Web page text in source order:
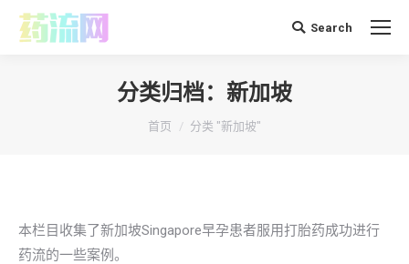
搜 Search
分类归档： 新加坡
你在这里：
首页 分类 "新加坡"
本栏目收集了新加坡Singapore早孕患者服用打胎药成功进行
药流的一些案例。